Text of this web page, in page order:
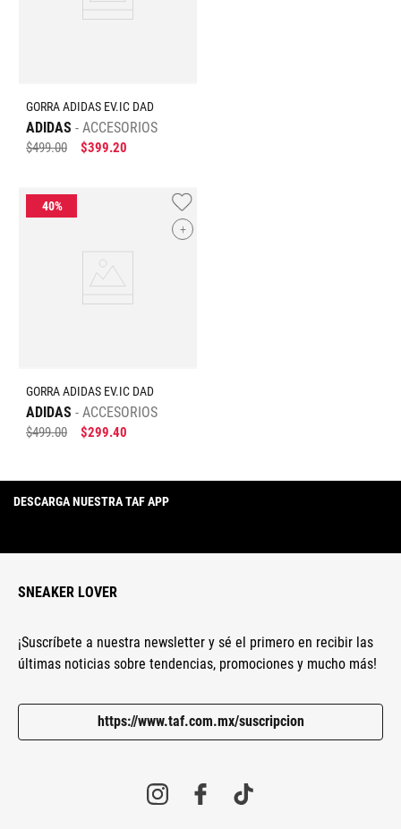
GORRA ADIDAS EV.IC DAD
ADIDAS ACCESORIOS
$499.00 $399.20
+
GORRA ADIDAS EV.IC DAD
ADIDAS ACCESORIOS
$499.00 $299.40
DESCARGA NUESTRA TAF APP
SNEAKER LOVER
¡Suscríbete a nuestra newsletter y sé el primero en recibir las
últimas noticias sobre tendencias, promociones y mucho más!
https://www.taf.com.mx/suscripcion